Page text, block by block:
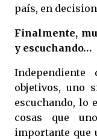
país, en
Finalmente,
y escuchando…
objetivos, uno
escuchando, lo
cosas que
importante que